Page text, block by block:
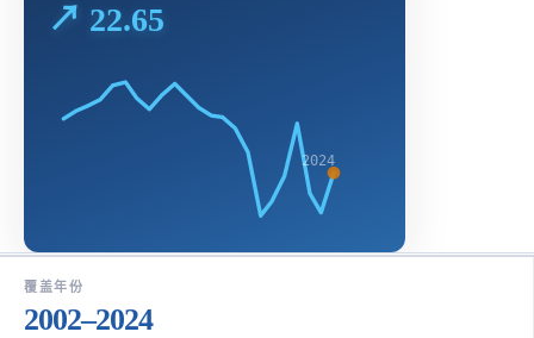
↗ 22.65
2024
覆盖年份
2002–2024